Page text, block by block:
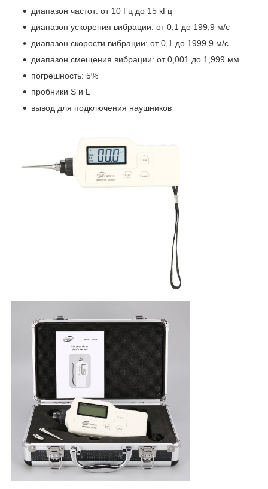
диапазон частот: от 10 Гц до 15 кГц
диапазон ускорения вибрации: от 0,1 до 199,9 м/с
диапазон скорости вибрации: от 0,1 до 1999,9 м/с
диапазон смещения вибрации: от 0,001 до 1,999 мм
погрешность: 5%
пробники S и L
вывод для подключения наушников